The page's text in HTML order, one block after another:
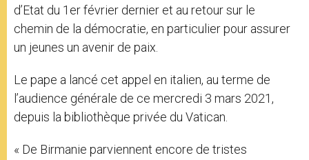
d’Etat du 1er février dernier et au retour sur le
chemin de la démocratie, en particulier pour assurer
un jeunes un avenir de paix.
Le pape a lancé cet appel en italien, au terme de
l’audience générale de ce mercredi 3 mars 2021,
depuis la bibliothèque privée du Vatican.
« De Birmanie parviennent encore de tristes